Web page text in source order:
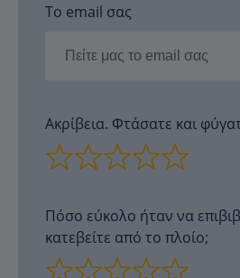
Το email σας
Ακρίβεια. Φτάσατε και
Πόσο εύκολο ήταν να
κατεβείτε από το πλοίο;